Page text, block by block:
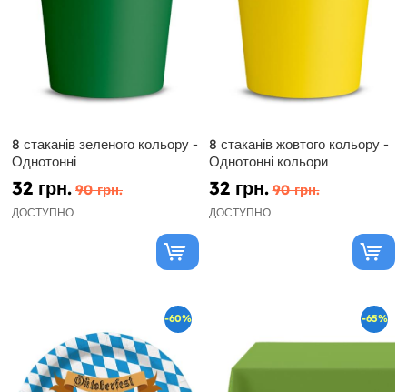
8 стаканів зеленого кольору -
Однотонні
32 грн. 90 грн.
ДОСТУПНО
8 стаканів жовтого кольору -
Однотонні кольори
32 грн. 90 грн.
ДОСТУПНО
-60% -65%